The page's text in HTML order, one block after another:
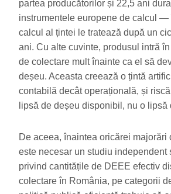
partea producătorilor și 22,5 ani
instrumentele europene de calcul —
calcul al țintei le tratează după un
ani. Cu alte cuvinte, produsul intră
de colectare mult înainte ca el să
deșeu. Aceasta creează o țintă
contabilă decât operațională, și
lipsă de deșeu disponibil, nu o lipsă
De aceea, înaintea oricărei majorări
este necesar un studiu independent
privind cantitățile de DEEE efectiv
colectare în România, pe categorii